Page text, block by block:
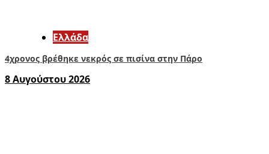
Ελλάδα
4χρονος βρέθηκε νεκρός σε πισίνα στην Πάρο
8 Αυγούστου 2026